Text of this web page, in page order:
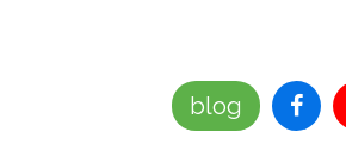
blog